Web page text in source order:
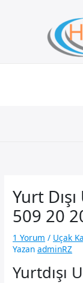
Yurt
509 20
1 Yorum / Uçak
Yazan adminRZ
Yurtdışı